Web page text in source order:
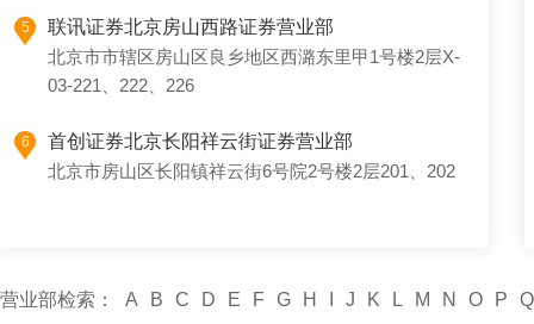
5 联讯证券北京房山西路证券营业部
北京市市辖区房山区良乡地区西潞东里甲1号楼2层X-
03-221、222、226
6 首创证券北京长阳祥云街证券营业部
北京市房山区长阳镇祥云街6号院2号楼2层201、202
营业部检索： A B C D E F G H J K L M N O P Q